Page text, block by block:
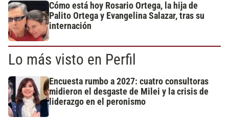
Cómo está hoy Rosario Ortega, la hija de
Palito Ortega y Evangelina Salazar, tras su
internación
Lo más visto en Perfil
Encuesta rumbo a 2027: cuatro consultoras
midieron el desgaste de Milei y la crisis de
liderazgo en el peronismo